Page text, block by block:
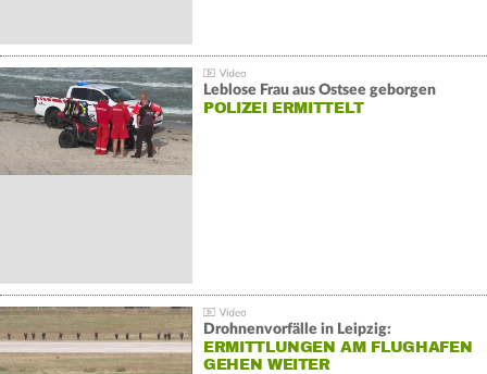
Leblose Frau aus Ostsee geborgen
POLIZEI ERMITTELT
Drohnenvorfälle in Leipzig:
ERMITTLUNGEN AM FLUGHAFEN
GEHEN WEITER